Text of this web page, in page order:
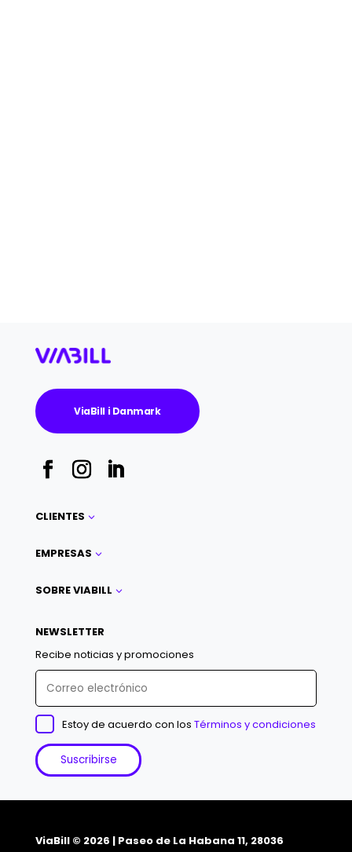
ViaBill i Danmark
CLIENTES 3
EMPRESAS 3
SOBRE VIABILL 3
NEWSLETTER
Recibe noticias y promociones
Estoy de acuerdo con los Términos y condiciones
ViaBill © 2026 | Paseo de La Habana 11, 28036